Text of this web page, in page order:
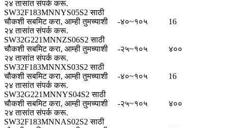
२४ तासांत संपर्क करू.
SW32F183MNNYS05S2 साठी
चौकशी सबमिट करा, आम्ही तुमच्याशी
२४ तासांत संपर्क करू.
-४०~१०५ 16
SW32G221MNNZS06S2 साठी
चौकशी सबमिट करा, आम्ही तुमच्याशी
२४ तासांत संपर्क करू.
-२५~१०५ ४००
SW32F183MNNXS03S2 साठी
चौकशी सबमिट करा, आम्ही तुमच्याशी
२४ तासांत संपर्क करू.
-४०~१०५ 16
SW32G221MNNYS04S2 साठी
चौकशी सबमिट करा, आम्ही तुमच्याशी
२४ तासांत संपर्क करू.
-२५~१०५ ४००
SW32F183MNNAS02S2 साठी